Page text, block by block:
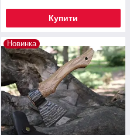
Купити
Новинка